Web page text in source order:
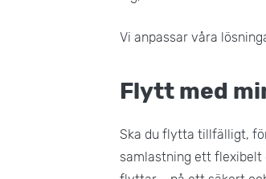
Vi anpassar våra
Flytt med
Ska du flytta tillfälligt,
samlastning ett flexibelt